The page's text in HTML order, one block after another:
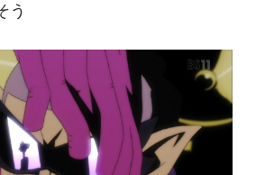
う